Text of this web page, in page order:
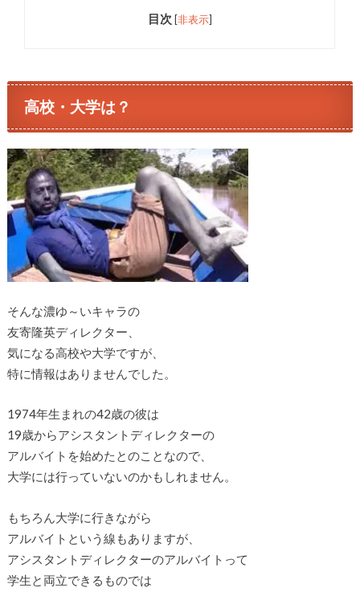
目次 [非表示]
高校・大学は？
そんな濃ゆ～いキャラの
友寄隆英ディレクター、
気になる高校や大学ですが、
特に情報はありませんでした。
1974年生まれの42歳の彼は
19歳からアシスタントディレクターの
アルバイトを始めたとのことなので、
大学には行っていないのかもしれません。
もちろん大学に行きながら
アルバイトという線もありますが、
アシスタントディレクターのアルバイトって
学生と両立できるものでは